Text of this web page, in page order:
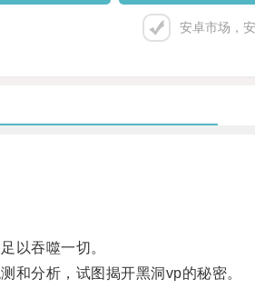
安卓市场，
以吞噬一切。
分析，试图揭开黑洞vp的秘密。